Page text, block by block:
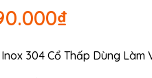
304 Cổ Thấp Dùng Làm
hạn: